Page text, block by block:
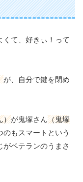
て、好きぃ！って
が、自分で鍵を閉め
）が鬼塚さん（鬼塚
のもスマートという
ベテランのうまさ